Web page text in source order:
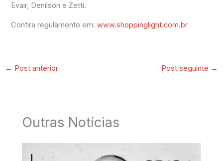
Evair, Denílson e Zetti.
Confira regulamento em:www.shoppinglight.com.br
← Post anterior Post seguinte →
Outras Notícias